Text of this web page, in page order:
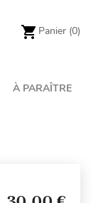
Panier (0)
À PARAÎTRE